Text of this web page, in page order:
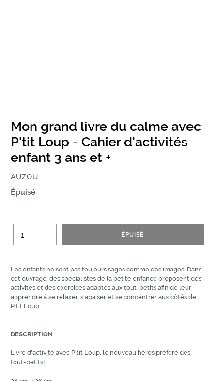
Mon grand livre du calme avec
P'tit Loup - Cahier d'activités
enfant 3 ans et +
ÉDITEUR
AUZOU
Prix
Épuisé
ÉPUISÉ
Les enfants ne sont pas toujours sages comme des images. Dans
cet ouvrage, des spécialistes de la petite enfance proposent des
activités et des exercices adaptés aux tout-petits afin de leur
apprendre à se relaxer, s'apaiser et se concentrer aux côtés de
P'tit Loup.
DESCRIPTION
Livre d'activité avec P'tit Loup, le nouveau héros préféré des
tout-petits!